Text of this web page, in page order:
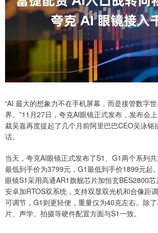
“AI 最大的想象力不在手机屏幕，而是接管数字
界。”11月27日，夸克AI眼镜正式发布，发布会
裁吴嘉再度提起了几个月前阿里巴巴CEO吴泳铭
话。
当天，夸克AI眼镜正式发布了S1、G1两个系列
最低到手价为3799元，G1最低到手价1899元起
眼镜S1采用高通AR1旗舰芯片加恒玄BES2800
安卓加RTOS双系统，支持双显双光机和合像距
可调节，G1则更轻便，重量仅为40克左右。除
片、声学、拍摄等硬件配置方面与S1一致。